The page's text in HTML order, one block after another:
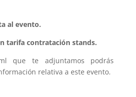
al evento.
tarifa contratación stands.
que te adjuntamos podrás
relativa a este evento.